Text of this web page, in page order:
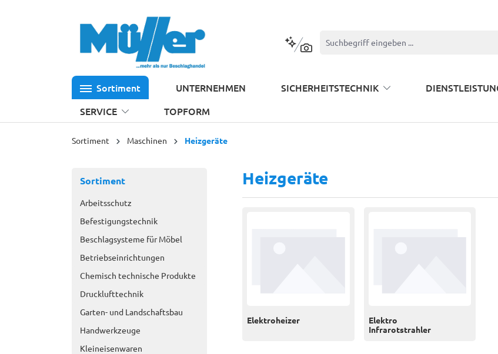
Kontextbasierte Suche
Sortiment UNTERNEHMEN SICHERHEITSTECHNIK
SERVICE
TOPFORM
Sortiment Maschinen Heizgeräte
Sortiment
Arbeitsschutz
Befestigungstechnik
Beschlagsysteme für Möbel
Betriebseinrichtungen
Chemisch technische Produkte
Drucklufttechnik
Garten- und Landschaftsbau
Handwerkzeuge
Kleineisenwaren
Heizgeräte
Elektroheizer
Elektro
Infrarotstrahler